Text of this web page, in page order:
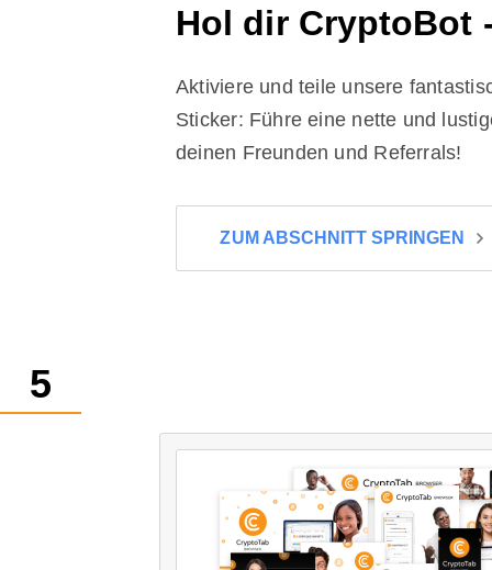
Hol dir CryptoBot
Aktiviere und teile unsere
Sticker: Führe eine nette und
deinen Freunden und Referrals!
ZUM ABSCHNITT SPRINGEN
5